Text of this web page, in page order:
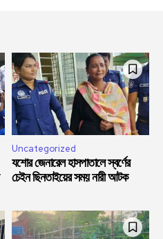
Uncategorized
যশোর জেনারেল হাসপাতালে স্বর্ণের
চেইন ছিনতাইয়ের সময় নারী আটক